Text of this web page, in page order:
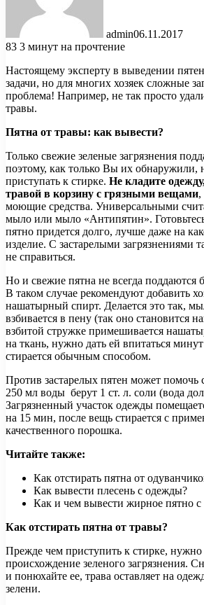
admin06.11.2017
83 3 минут на прочтение
Настоящему эксперту в выведении
задачи, но для многих хозяек сложные
проблема! Например, не так просто
травы.
Пятна от травы: как вывести?
Только свежие зеленые загрязнения
поэтому, как только Вы их обнаружили,
приступать к стирке. Не кладите
травой в корзину с грязными вещами,
моющие средства. Универсальными
мыло или мыло «Антипятин».
пятно придется долго, лучше даже на
изделие. С застарелыми загрязнениями
не справиться.
Но и свежие пятна не всегда поддаются
В таком случае рекомендуют добавить
нашатырный спирт. Делается это так,
взбивается в пену (так оно становится
взбитой стружке примешивается
на ткань, нужно дать ей впитаться
стирается обычным способом.
Против застарелых пятен может помочь
250 мл воды берут 1 ст. л. соли (вода
Загрязненный участок одежды
на 15 мин, после вещь стирается с
качественного порошка.
Читайте также:
Как отстирать пятна от
Как вывести плесень с одежды?
Как и чем вывести жирное пятно
Как отстирать пятна от травы?
Прежде чем приступить к стирке, нужно
происхождение зеленого загрязнения.
и понюхайте ее, трава оставляет на
зелени.